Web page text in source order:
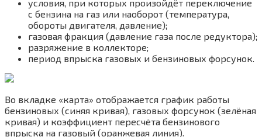
условия, при которых произойдёт переключение
с бензина на газ или наоборот (температура,
обороты двигателя, давление);
газовая фракция (давление газа после редуктора);
разряжение в коллекторе;
период впрыска газовых и бензиновых форсунок.
Во вкладке «карта» отображается график работы
бензиновых (синяя кривая), газовых форсунок (зелёная
кривая) и коэффициент пересчёта бензинового
впрыска на газовый (оранжевая линия).